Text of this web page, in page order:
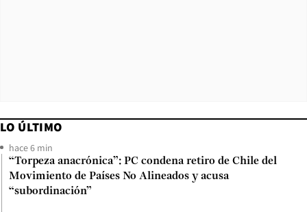
LO ÚLTIMO
hace 6 min
“Torpeza anacrónica”: PC condena retiro de Chile del
Movimiento de Países No Alineados y acusa
“subordinación”